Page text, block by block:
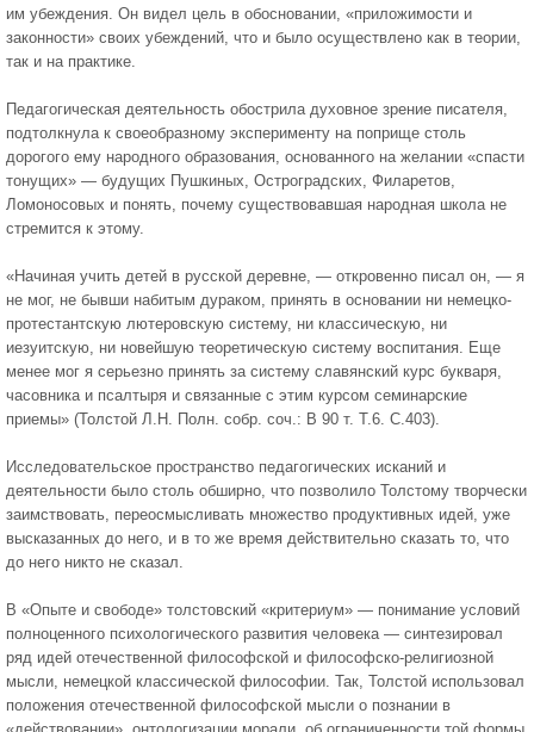
им убеждения. Он видел цель в обосновании, «приложимости и
законности» своих убеждений, что и было осуществлено как в теории,
так и на практике.
Педагогическая деятельность обострила духовное зрение писателя,
подтолкнула к своеобразному эксперименту на поприще столь
дорогого ему народного образования, основанного на желании «спасти
тонущих» — будущих Пушкиных, Остроградских, Филаретов,
Ломоносовых и понять, почему существовавшая народная школа не
стремится к этому.
«Начиная учить детей в русской деревне, — откровенно писал он, — я
не мог, не бывши набитым дураком, принять в основании ни немецко-
протестантскую лютеровскую систему, ни классическую, ни
иезуитскую, ни новейшую теоретическую систему воспитания. Еще
менее мог я серьезно принять за систему славянский курс букваря,
часовника и псалтыря и связанные с этим курсом семинарские
приемы» (Толстой Л.Н. Полн. собр. соч.: В 90 т. Т.6. С.403).
Исследовательское пространство педагогических исканий и
деятельности было столь обширно, что позволило Толстому творчески
заимствовать, переосмысливать множество продуктивных идей, уже
высказанных до него, и в то же время действительно сказать то, что
до него никто не сказал.
В «Опыте и свободе» толстовский «критериум» — понимание условий
полноценного психологического развития человека — синтезировал
ряд идей отечественной философской и философско-религиозной
мысли, немецкой классической философии. Так, Толстой использовал
положения отечественной философской мысли о познании в